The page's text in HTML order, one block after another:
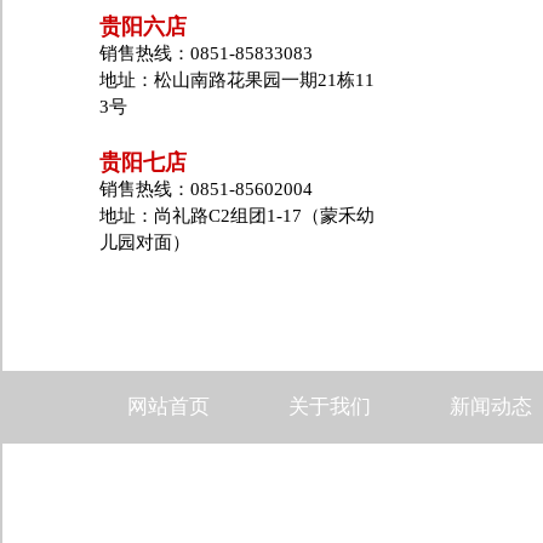
贵阳六店
销售热线：0851-85833083
地址：松山南路花果园一期21栋11
3号
贵阳七店
销售热线：0851-85602004
地址：尚礼路C2组团1-17（蒙禾幼
儿园对面）
网站首页 关于我们 新闻动态